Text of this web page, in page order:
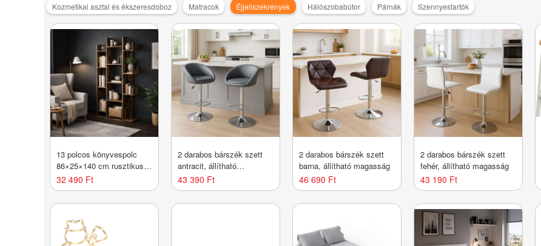
Kozmetikai asztal és ékszeresdoboz Matracok Éjjeliszekrények Hálószobabútor Párnák Szennyestartók
13 polcos könyvespolc
86×25×140 cm rusztikus
barna
32 490 Ft
2 darabos bárszék szett
antracit, állítható
magasság
43 390 Ft
2 darabos bárszék szett
barna, állítható magasság
46 690 Ft
2 darabos bárszék szett
fehér, állítható magasság
43 190 Ft